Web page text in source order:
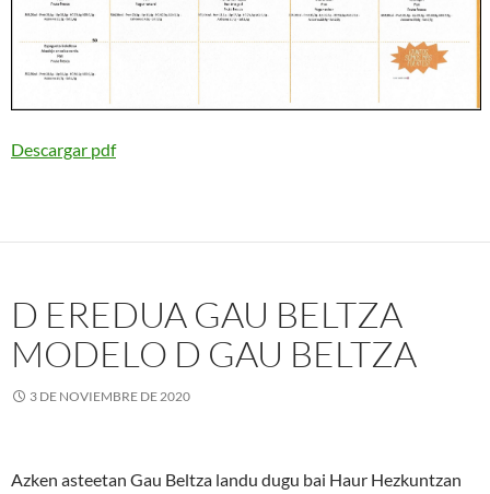
Descargar pdf
D EREDUA GAU BELTZA
MODELO D GAU BELTZA
3 DE NOVIEMBRE DE 2020
Azken asteetan Gau Beltza landu dugu bai Haur Hezkuntzan